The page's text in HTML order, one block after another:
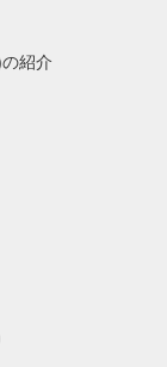
紹介